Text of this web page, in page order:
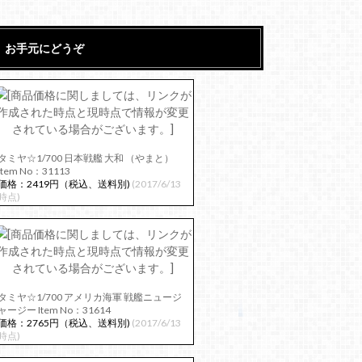
お手元にどうぞ
ミヤ☆1/700 日本戦艦 大和 （やまと）
No：31113
格：2419円（税込、送料別) (2017/6/13
点)
ミヤ☆1/700 アメリカ海軍 戦艦ニュージ
ージー Item No：31614
格：2765円（税込、送料別) (2017/6/13
点)